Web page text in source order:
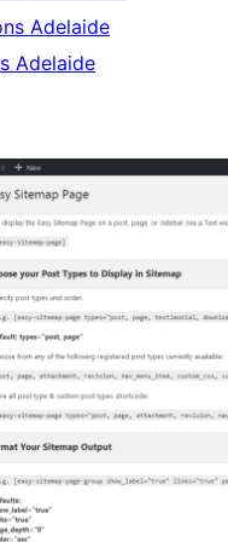
Adelaide
Adelaide